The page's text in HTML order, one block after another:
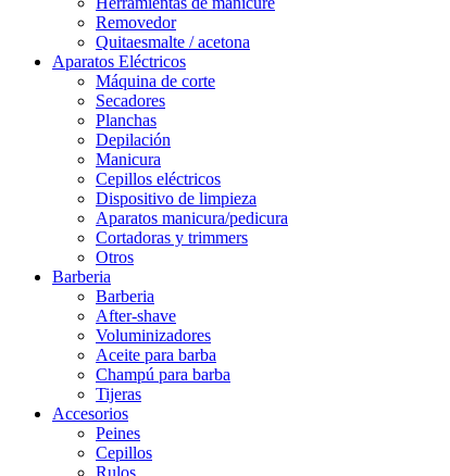
Removedor
Quitaesmalte / acetona
Aparatos Eléctricos
Máquina de corte
Secadores
Planchas
Depilación
Manicura
Cepillos eléctricos
Dispositivo de limpieza
Aparatos manicura/pedicura
Cortadoras y trimmers
Otros
Barberia
Barberia
After-shave
Voluminizadores
Aceite para barba
Champú para barba
Tijeras
Accesorios
Peines
Cepillos
Rulos